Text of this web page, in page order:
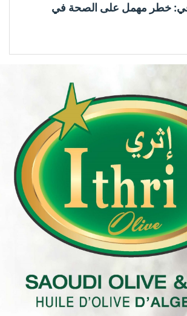
خطر مهمل على الصحة في